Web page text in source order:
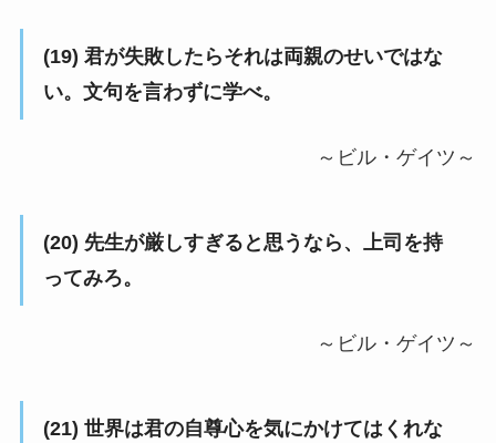
(19) 君が失敗したらそれは両親のせいではな
い。文句を言わずに学べ。
～ビル・ゲイツ～
(20) 先生が厳しすぎると思うなら、上司を持
ってみろ。
～ビル・ゲイツ～
(21) 世界は君の自尊心を気にかけてはくれな